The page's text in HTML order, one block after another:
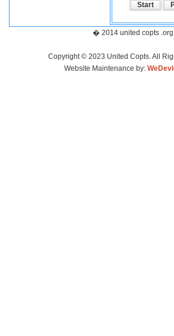
Start
� 2014 united copts .org
Copyright © 2023 United Copts. All
Website Maintenance by: